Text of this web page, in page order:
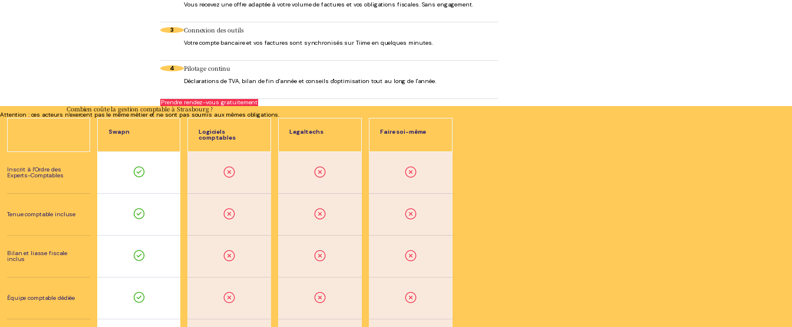
Vous recevez une offre adaptée à votre volume de factures et vos obligations fiscales. Sans engagement.
3 Connexion des outils
Votre compte bancaire et vos factures sont synchronisés sur Tiime en quelques minutes.
4 Pilotage continu
Déclarations de TVA, bilan de fin d'année et conseils d'optimisation tout au long de l'année.
Prendre rendez-vous gratuitement
Combien coûte la gestion comptable à Strasbourg ?
Attention : ces acteurs n'exercent pas le même métier et ne sont pas soumis aux mêmes obligations.
Swapn Logiciels
comptables
Legaltechs Faire soi-même
Inscrit à l'Ordre des
Experts-Comptables
Tenue comptable incluse
Bilan et liasse fiscale
inclus
Équipe comptable dédiée